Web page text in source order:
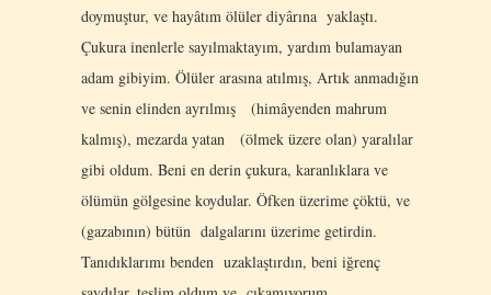
doymuştur, ve hayâtım ölüler diyârına yaklaştı.
Çukura inenlerle sayılmaktayım, yardım bulamayan
adam gibiyim. Ölüler arasına atılmış, Artık anmadığın
ve senin elinden ayrılmış (himâyenden mahrum
kalmış), mezarda yatan (ölmek üzere olan) yaralılar
gibi oldum. Beni en derin çukura, karanlıklara ve
ölümün gölgesine koydular. Öfken üzerime çöktü, ve
(gazabının) bütün dalgalarını üzerime getirdin.
Tanıdıklarımı benden uzaklaştırdın, beni iğrenç